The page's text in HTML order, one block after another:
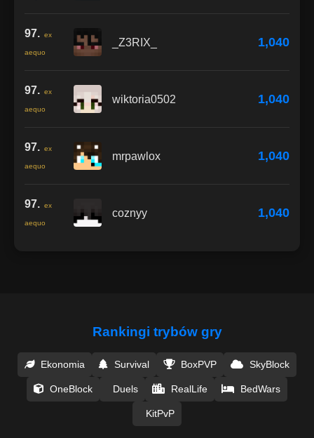
97. ex
aequo
_Z3RIX_ 1,040
97. ex
aequo
wiktoria0502 1,040
97. ex
aequo
mrpawlox 1,040
97. ex
aequo
coznyy 1,040
Rankingi trybów gry
Ekonomia Survival BoxPVP SkyBlock
OneBlock Duels RealLife BedWars
KitPvP